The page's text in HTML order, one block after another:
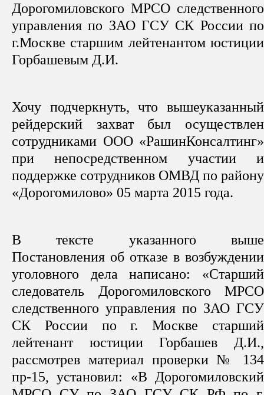
Дорогомиловского МРСО следственного
управления по ЗАО ГСУ СК России по
г.Москве старшим лейтенантом юстиции
Горбашевым Д.И.
Хочу подчеркнуть, что вышеуказанный
рейдерский захват был осуществлен
сотрудниками ООО «РашинКонсалтинг»
при непосредственном участии и
поддержке сотрудников ОМВД по району
«Дорогомилово» 05 марта 2015 года.
В тексте указанного выше
Постановления об отказе в возбуждении
уголовного дела написано: «Старший
следователь Дорогомиловского МРСО
следственного управления по ЗАО ГСУ
СК России по г. Москве старший
лейтенант юстиции Горбашев Д.И.,
рассмотрев материал проверки № 134
пр-15, установил: «В Дорогомиловский